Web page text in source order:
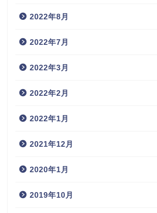
2022年8月
2022年7月
2022年3月
2022年2月
2022年1月
2021年12月
2020年1月
2019年10月